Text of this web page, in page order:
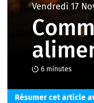
Vendredi 17
6 minutes
Résumer cet article